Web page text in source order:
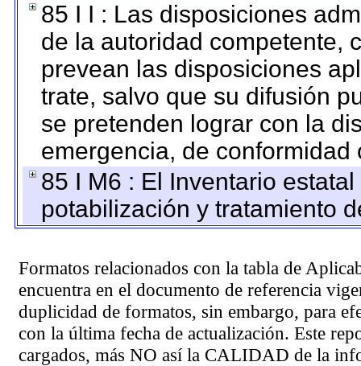
85 I I : Las disposiciones
de la autoridad competente,
prevean las disposiciones
trate, salvo que su difusión
se pretenden lograr con la
emergencia, de
85 I M6 : El Inventario
potabilización y tratamiento
Formatos relacionados con la tabla de
encuentra en el documento de referencia
duplicidad de formatos, sin embargo, para
con la última fecha de actualización. Este
cargados, más NO así la CALIDAD de la